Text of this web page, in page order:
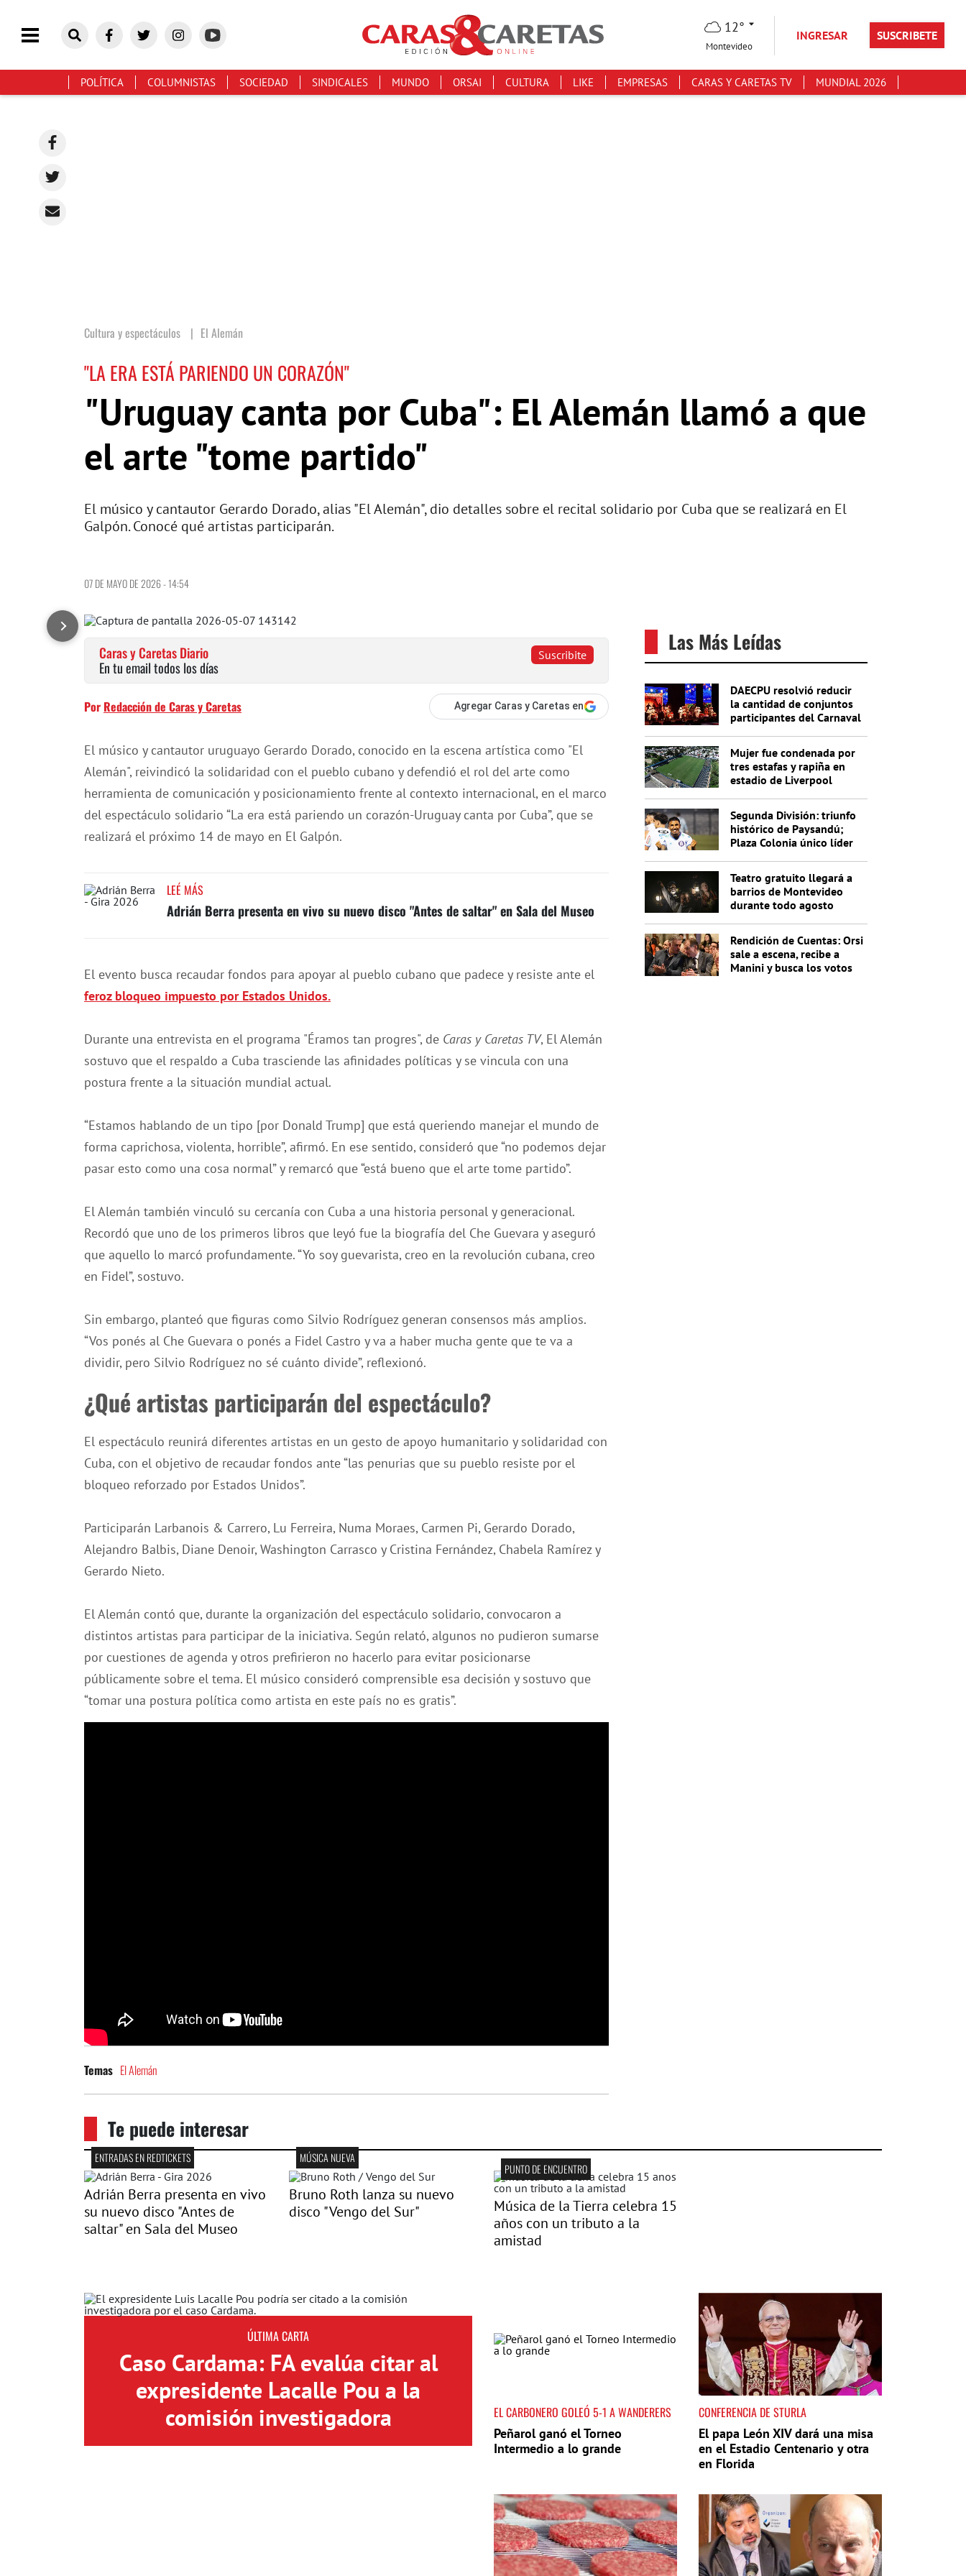
12°
Montevideo
INGRESAR SUSCRIBETE
POLÍTICA COLUMNISTAS SOCIEDAD SINDICALES MUNDO ORSAI CULTURA LIKE EMPRESAS CARAS Y CARETAS TV MUNDIAL 2026
Cultura y espectáculos El Alemán
"LA ERA ESTÁ PARIENDO UN CORAZÓN"
"Uruguay canta por Cuba": El Alemán llamó a que
el arte "tome partido"
El músico y cantautor Gerardo Dorado, alias "El Alemán", dio detalles sobre el recital solidario por Cuba que se realizará en El
Galpón. Conocé qué artistas participarán.
07 DE MAYO DE 2026 - 14:54
Suscribite
Caras y Caretas Diario
En tu email todos los días
Por Redacción de Caras y Caretas Agregar Caras y Caretas en
El músico y cantautor uruguayo Gerardo Dorado, conocido en la escena artística como "El
Alemán", reivindicó la solidaridad con el pueblo cubano y defendió el rol del arte como
herramienta de comunicación y posicionamiento frente al contexto internacional, en el marco
del espectáculo solidario “La era está pariendo un corazón-Uruguay canta por Cuba”, que se
realizará el próximo 14 de mayo en El Galpón.
LEÉ MÁS
Adrián Berra presenta en vivo su nuevo disco "Antes de saltar" en Sala del Museo
El evento busca recaudar fondos para apoyar al pueblo cubano que padece y resiste ante el
feroz bloqueo impuesto por Estados Unidos.
Durante una entrevista en el programa "Éramos tan progres", de Caras y Caretas TV, El Alemán
sostuvo que el respaldo a Cuba trasciende las afinidades políticas y se vincula con una
postura frente a la situación mundial actual.
“Estamos hablando de un tipo [por Donald Trump] que está queriendo manejar el mundo de
forma caprichosa, violenta, horrible”, afirmó. En ese sentido, consideró que “no podemos dejar
pasar esto como una cosa normal” y remarcó que “está bueno que el arte tome partido”.
El Alemán también vinculó su cercanía con Cuba a una historia personal y generacional.
Recordó que uno de los primeros libros que leyó fue la biografía del Che Guevara y aseguró
que aquello lo marcó profundamente. “Yo soy guevarista, creo en la revolución cubana, creo
en Fidel”, sostuvo.
Sin embargo, planteó que figuras como Silvio Rodríguez generan consensos más amplios.
“Vos ponés al Che Guevara o ponés a Fidel Castro y va a haber mucha gente que te va a
dividir, pero Silvio Rodríguez no sé cuánto divide”, reflexionó.
¿Qué artistas participarán del espectáculo?
El espectáculo reunirá diferentes artistas en un gesto de apoyo humanitario y solidaridad con
Cuba, con el objetivo de recaudar fondos ante “las penurias que su pueblo resiste por el
bloqueo reforzado por Estados Unidos”.
Participarán Larbanois & Carrero, Lu Ferreira, Numa Moraes, Carmen Pi, Gerardo Dorado,
Alejandro Balbis, Diane Denoir, Washington Carrasco y Cristina Fernández, Chabela Ramírez y
Gerardo Nieto.
El Alemán contó que, durante la organización del espectáculo solidario, convocaron a
distintos artistas para participar de la iniciativa. Según relató, algunos no pudieron sumarse
por cuestiones de agenda y otros prefirieron no hacerlo para evitar posicionarse
públicamente sobre el tema. El músico consideró comprensible esa decisión y sostuvo que
“tomar una postura política como artista en este país no es gratis”.
Temas El Alemán
Las Más Leídas
DAECPU resolvió reducir
la cantidad de conjuntos
participantes del Carnaval
Mujer fue condenada por
tres estafas y rapiña en
estadio de Liverpool
Segunda División: triunfo
histórico de Paysandú;
Plaza Colonia único líder
Teatro gratuito llegará a
barrios de Montevideo
durante todo agosto
Rendición de Cuentas: Orsi
sale a escena, recibe a
Manini y busca los votos
Te puede interesar
ENTRADAS EN REDTICKETS
Adrián Berra presenta en vivo
su nuevo disco "Antes de
saltar" en Sala del Museo
MÚSICA NUEVA
Bruno Roth lanza su nuevo
disco "Vengo del Sur"
PUNTO DE ENCUENTRO
Música de la Tierra celebra 15
años con un tributo a la
amistad
ÚLTIMA CARTA
Caso Cardama: FA evalúa citar al
expresidente Lacalle Pou a la
comisión investigadora
EL CARBONERO GOLEÓ 5-1 A WANDERERS
Peñarol ganó el Torneo
Intermedio a lo grande
CONFERENCIA DE STURLA
El papa León XIV dará una misa
en el Estadio Centenario y otra
en Florida